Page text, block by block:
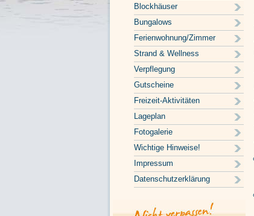
Blockhäuser
Bungalows
Ferienwohnung/Zimmer
Strand & Wellness
Verpflegung
Gutscheine
Freizeit-Aktivitäten
Lageplan
Fotogalerie
Wichtige Hinweise!
Impressum
Datenschutzerklärung